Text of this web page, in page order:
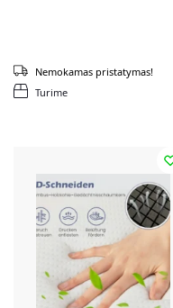
Turime
Nemokamas pristatymas!